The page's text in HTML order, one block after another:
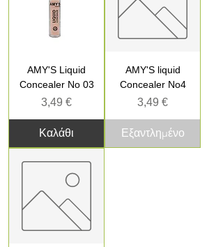
AMY'S Liquid
Concealer No 03
Τιμή
3,49 €
Καλάθι
AMY'S liquid
Concealer No4
Τιμή
3,49 €
Εξαντλημένο